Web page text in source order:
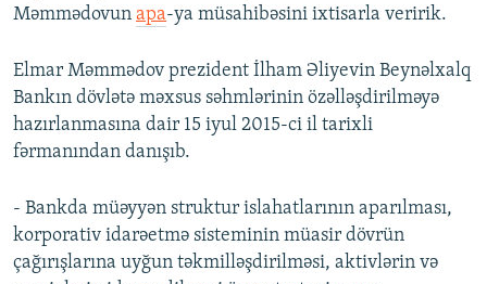
Məmmədovun apa-ya müsahibəsini ixtisarla veririk.
Elmar Məmmədov prezident İlham Əliyevin Beynəlxalq
Bankın dövlətə məxsus səhmlərinin özəlləşdirilməyə
hazırlanmasına dair 15 iyul 2015-ci il tarixli
fərmanından danışıb.
- Bankda müəyyən struktur islahatlarının aparılması,
korporativ idarəetmə sisteminin müasir dövrün
çağırışlarına uyğun təkmilləşdirilməsi, aktivlərin və